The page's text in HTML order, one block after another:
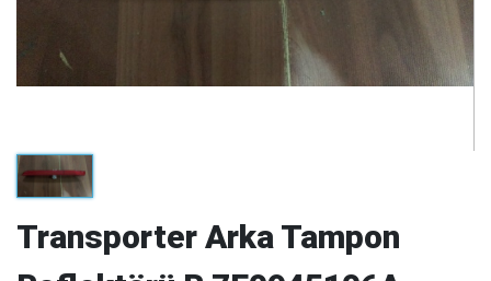
Transporter Arka Tampon